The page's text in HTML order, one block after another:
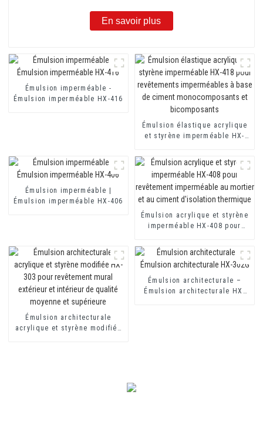
En savoir plus
Émulsion imperméable -
Émulsion imperméable HX-416
Émulsion élastique acrylique
et styrène imperméable HX-
imperméables à base de
ciment monocomposants et
bicomposants
Émulsion imperméable |
Émulsion imperméable HX-406
Émulsion acrylique et styrène
imperméable HX-408 pour
mortier et au ciment
d'isolation thermique
Émulsion architecturale
acrylique et styrène modifiée
Émulsion architecturale –
Émulsion architecturale HX-